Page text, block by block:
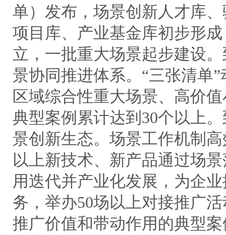
单）发布，场景创新人才库
项目库、产业基金库初步形
立，一批重大场景起步建设
景协同推进体系。“三张清单
区域综合性重大场景、高价
典型案例累计达到30个以上
景创新生态。场景工作机制
以上新技术、新产品通过场
用迭代并产业化发展，为企
务，举办50场以上对接推广
推广价值和带动作用的典型